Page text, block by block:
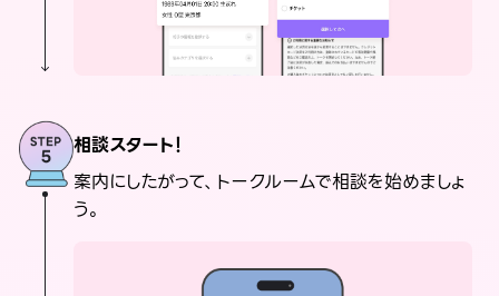
相談スタート！
案内にしたがって、トークルームで相談を始めましょ
う。